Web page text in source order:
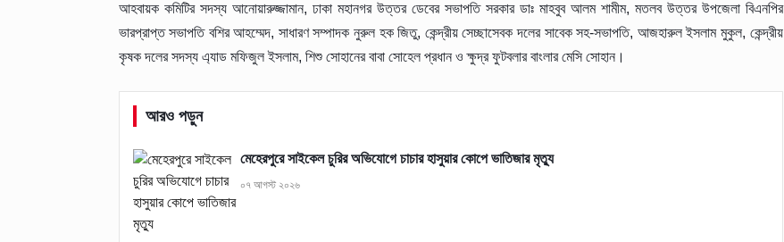
আহবায়ক কমিটির সদস্য আনোয়ারুজ্জামান, ঢাকা মহানগর উত্তর ডেবের সভাপতি সরকার ডাঃ মাহবুব আলম শামীম, মতলব উত্তর উপজেলা বিএনপির
ভারপ্রাপ্ত সভাপতি বশির আহম্মেদ, সাধারণ সম্পাদক নুরুল হক জিতু, কেন্দ্রীয় সেচ্ছাসেবক দলের সাবেক সহ-সভাপতি, আজহারুল ইসলাম মুকুল, কেন্দ্রীয়
কৃষক দলের সদস্য এ্যাড মফিজুল ইসলাম, শিশু সোহানের বাবা সোহেল প্রধান ও ক্ষুদ্র ফুটবলার বাংলার মেসি সোহান।
আরও পড়ুন
মেহেরপুরে সাইকেল চুরির অভিযোগে চাচার হাসুয়ার কোপে ভাতিজার মৃত্যু
০৭ আগস্ট ২০২৬